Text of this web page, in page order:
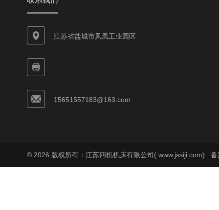
江苏省盐城市凤凰工业园区
15651557183@163.com
© 2026 版权所有：江苏四机机床有限公司( www.jssiji.com) 备